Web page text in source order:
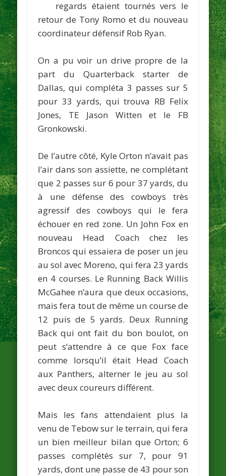
regards étaient tournés vers le
retour de Tony Romo et du nouveau
coordinateur défensif Rob Ryan.
On a pu voir un drive propre de la
part du Quarterback starter de
Dallas, qui compléta 3 passes sur 5
pour 33 yards, qui trouva RB Felix
Jones, TE Jason Witten et le FB
Gronkowski.
De l’autre côté, Kyle Orton n’avait pas
l’air dans son assiette, ne complétant
que 2 passes sur 6 pour 37 yards, du
à une défense des cowboys très
agressif des cowboys qui le fera
échouer en red zone. Un John Foxen
nouveau Head Coach chez les
Broncos qui essaiera de poser un jeu
au sol avec Moreno, qui fera 23 yards
en 4 courses. Le Running Back Willis
McGahee n’aura que deux occasions,
mais fera tout de même un course de
12 puis de 5 yards. Deux Running
Back qui ont fait du bon boulot, on
peut s’attendre à ce que Fox face
comme lorsqu’il était Head Coach
aux Panthers, alterner le jeu au sol
avec deux coureurs différent.
Mais les fans attendaient plus la
venu de Tebow sur le terrain, qui fera
un bien meilleur bilan que Orton; 6
passes complétés sur 7, pour 91
yards, dont une passe de 43 pour son